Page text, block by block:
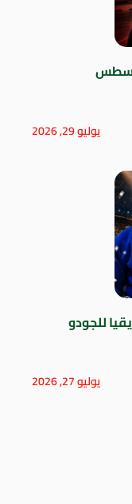
يوليو 29, 2026
للجودو
يوليو 27, 2026